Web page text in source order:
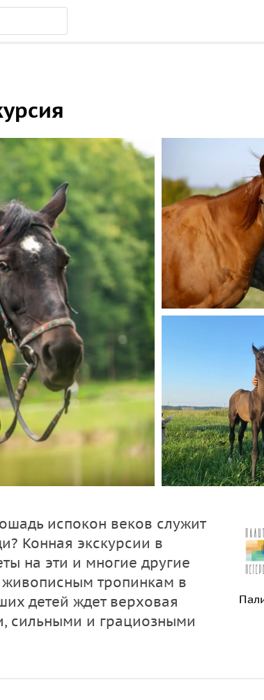
испокон веков служит
Конная экскурсии в
на эти и многие другие
тропинкам в
детей ждет верховая
сильными и грациозными